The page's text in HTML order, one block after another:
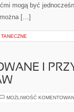
mogą być
[…]
I
MOŻLIWOŚĆ